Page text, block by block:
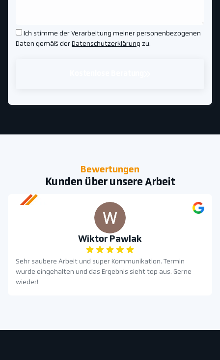
Ich stimme der Verarbeitung meiner personenbezogenen
Daten gemäß der Datenschutzerklärung zu.
Bewertungen
Kunden über unsere Arbeit
Wiktor Pawlak
Sehr saubere Arbeit und super Kommunikation. Termin
wurde eingehalten und das Ergebnis sieht top aus. Gerne
wieder!